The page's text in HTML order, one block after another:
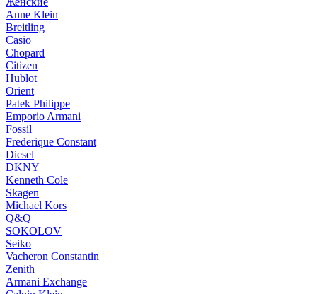
Anne Klein
Breitling
Casio
Chopard
Citizen
Hublot
Orient
Patek Philippe
Emporio Armani
Fossil
Frederique Constant
Diesel
DKNY
Kenneth Cole
Skagen
Michael Kors
Q&Q
SOKOLOV
Seiko
Vacheron Constantin
Zenith
Armani Exchange